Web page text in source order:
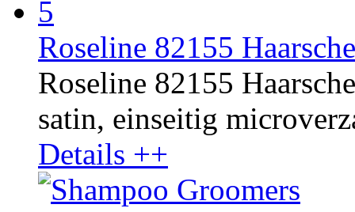
Roseline 82155
Roseline 82155
satin, einseitig
Details ++